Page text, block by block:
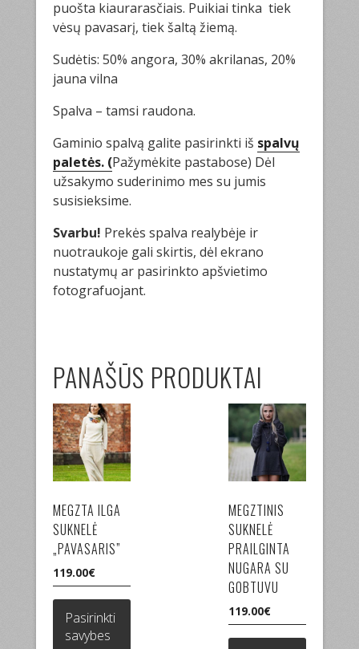
puošta kiaurarasčiais. Puikiai tinka tiek
vėsų pavasarį, tiek šaltą žiemą.
Sudėtis: 50% angora, 30% akrilanas, 20%
jauna vilna
Spalva – tamsi raudona.
Gaminio spalvą galite pasirinkti iš spalvų
paletės. (Pažymėkite pastabose) Dėl
užsakymo suderinimo mes su jumis
susisieksime.
Svarbu! Prekės spalva realybėje ir
nuotraukoje gali skirtis, dėl ekrano
nustatymų ar pasirinkto apšvietimo
fotografuojant.
PANAŠŪS PRODUKTAI
MEGZTA ILGA
SUKNELĖ
„PAVASARIS”
119.00€
Pasirinkti
savybes
MEGZTINIS
SUKNELĖ
PRAILGINTA
NUGARA SU
GOBTUVU
119.00€